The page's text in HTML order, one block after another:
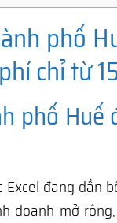
phố
chỉ từ
phố
đang dần
doanh mở